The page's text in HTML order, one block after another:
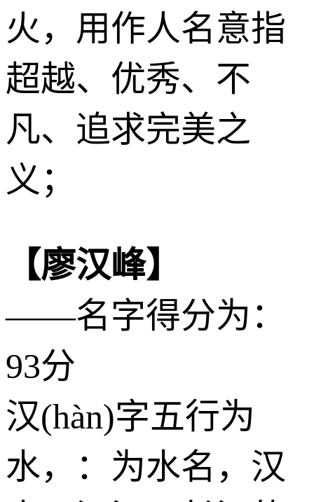
火 ，用作人名意指
超越、优秀、不
凡、追求完美之
义；
【廖汉峰】
——名字得分为：
93分
汉(hàn)字五行为
水，：为水名，汉